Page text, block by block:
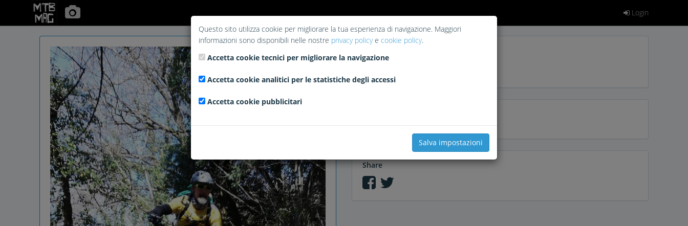
Login
Share
Questo sito utilizza cookie per migliorare la tua esperienza di navigazione. Maggiori
informazioni sono disponibili nelle nostre privacy policye cookie policy.
Accetta cookie tecnici per migliorare la navigazione
Accetta cookie analitici per le statistiche degli accessi
Accetta cookie pubblicitari
Salva impostazioni